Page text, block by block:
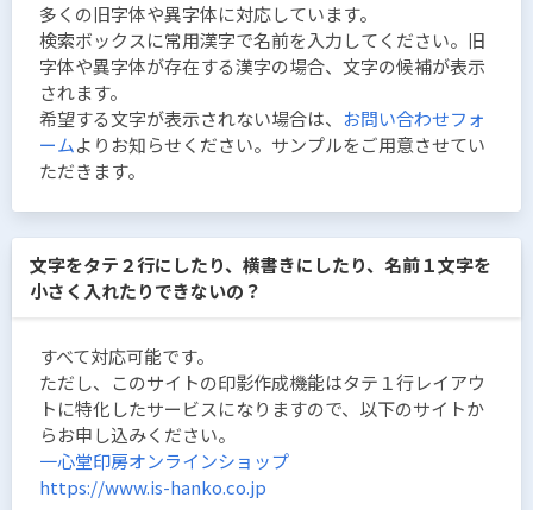
多くの旧字体や異字体に対応しています。
検索ボックスに常用漢字で名前を入力してください。旧
字体や異字体が存在する漢字の場合、文字の候補が表示
されます。
希望する文字が表示されない場合は、 お問い合わせフォ
ームよりお知らせください。サンプルをご用意させてい
ただきます。
文字をタテ２行にしたり、横書きにしたり、名前１文字を
小さく入れたりできないの？
すべて対応可能です。
ただし、このサイトの印影作成機能はタテ１行レイアウ
トに特化したサービスになりますので、以下のサイトか
らお申し込みください。
一心堂印房オンラインショップ
https://www.is-hanko.co.jp